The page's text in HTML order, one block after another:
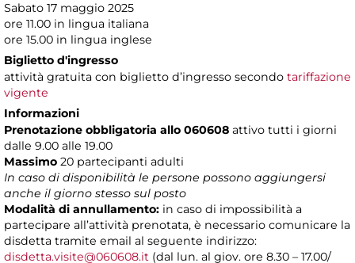
Sabato 17 maggio 2025
ore 11.00 in lingua italiana
ore 15.00 in lingua inglese
Biglietto d'ingresso
attività gratuita con biglietto d’ingresso secondo tariffazione
vigente
Informazioni
Prenotazione obbligatoria allo 060608 attivo tutti i giorni
dalle 9.00 alle 19.00
Massimo 20 partecipanti adulti
In caso di disponibilità le persone possono aggiungersi
anche il giorno stesso sul posto
Modalità di annullamento: in caso di impossibilità a
partecipare all’attività prenotata, è necessario comunicare la
disdetta tramite email al seguente indirizzo:
disdetta.visite@060608.it (dal lun. al giov. ore 8.30 – 17.00/